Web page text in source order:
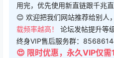
用完，优先使用新直链跟千兆
😊 欢迎把我们网站推荐给别人，
载频率越高！ 论坛发帖提升等
终身VIP售后服务群：
😍 限时优惠，永久VIP仅